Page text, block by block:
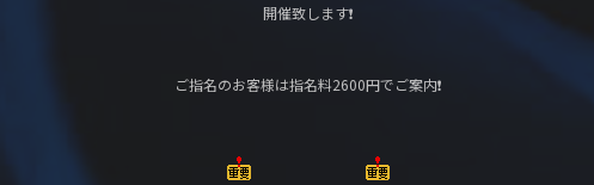
開催致します❗️
ご指名のお客様は指名料2600円でご案内❗️